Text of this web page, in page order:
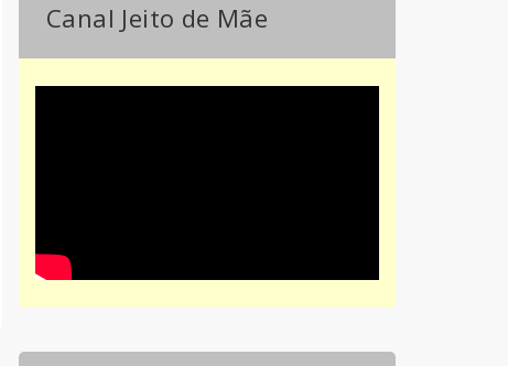
Canal Jeito de Mãe